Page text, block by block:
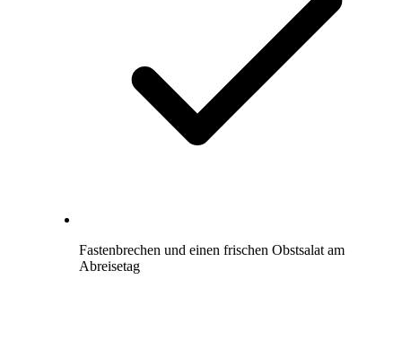
Fastenbrechen und einen frischen Obstsalat am
Abreisetag